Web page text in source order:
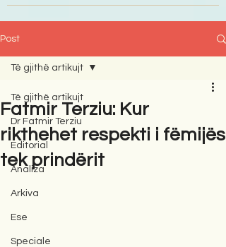
Post
Të gjithë artikujt
Dr Fatmir Terziu
Editorial
Analiza
Arkiva
Ese
Speciale
Të gjithë artikujt
Fatmir Terziu: Kur
rikthehet respekti i fëmijës
tek prindërit